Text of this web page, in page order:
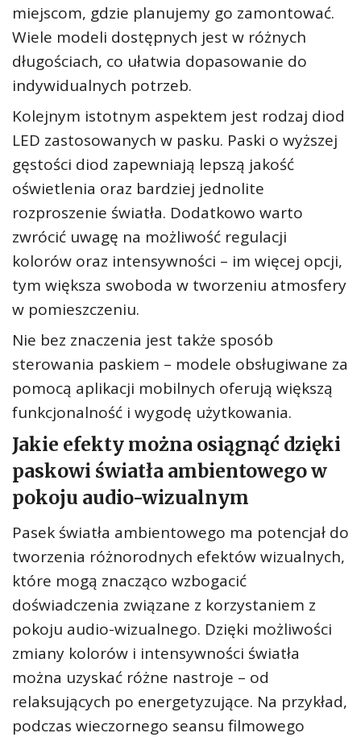
miejscom, gdzie planujemy go zamontować.
Wiele modeli dostępnych jest w różnych
długościach, co ułatwia dopasowanie do
indywidualnych potrzeb.
Kolejnym istotnym aspektem jest rodzaj diod
LED zastosowanych w pasku. Paski o wyższej
gęstości diod zapewniają lepszą jakość
oświetlenia oraz bardziej jednolite
rozproszenie światła. Dodatkowo warto
zwrócić uwagę na możliwość regulacji
kolorów oraz intensywności – im więcej opcji,
tym większa swoboda w tworzeniu atmosfery
w pomieszczeniu.
Nie bez znaczenia jest także sposób
sterowania paskiem – modele obsługiwane za
pomocą aplikacji mobilnych oferują większą
funkcjonalność i wygodę użytkowania.
Jakie efekty można osiągnąć dzięki
paskowi światła ambientowego w
pokoju audio-wizualnym
Pasek światła ambientowego ma potencjał do
tworzenia różnorodnych efektów wizualnych,
które mogą znacząco wzbogacić
doświadczenia związane z korzystaniem z
pokoju audio-wizualnego. Dzięki możliwości
zmiany kolorów i intensywności światła
można uzyskać różne nastroje – od
relaksujących po energetyzujące. Na przykład,
podczas wieczornego seansu filmowego